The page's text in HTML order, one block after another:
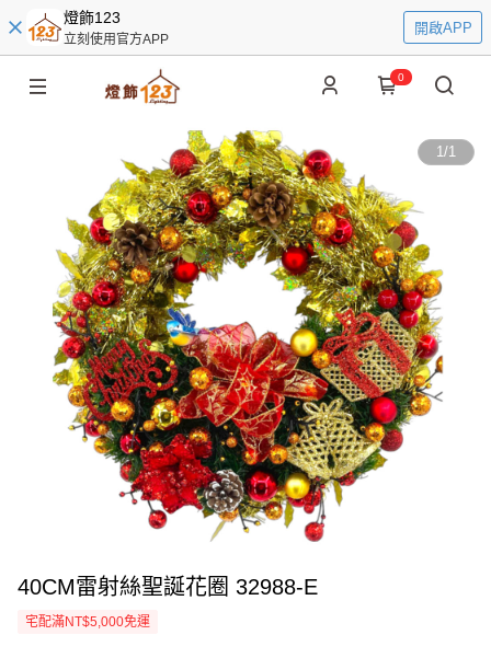
燈飾123
立刻使用官方APP
開啟APP
0
1/1
40CM雷射絲聖誕花圈 32988-E
宅配滿NT$5,000免運